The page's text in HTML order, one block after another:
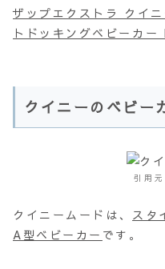
ザップエクストラ クイ
トドッキングベビーカー
クイニーのベビ
引用元
クイニームードは、 スタ
A型ベビーカー です。